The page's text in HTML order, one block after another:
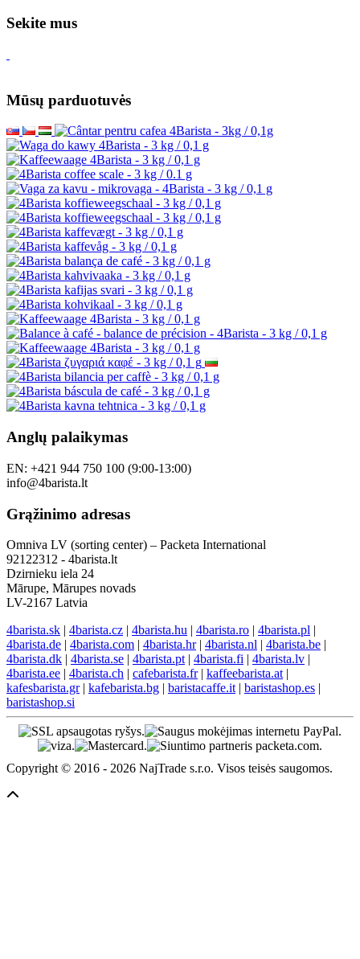
Sekite mus
Mūsų parduotuvės
Anglų palaikymas
EN: +421 944 750 100 (9:00-13:00)
info@4barista.lt
Grąžinimo adresas
Omniva LV (sorting center) – Packeta International
92122312 - 4barista.lt
Dzirnieku iela 24
Mārupe, Mārupes novads
LV-2167 Latvia
4barista.sk | 4barista.cz | 4barista.hu | 4barista.ro | 4barista.pl |
4barista.de | 4barista.com | 4barista.hr| 4barista.nl | 4barista.be |
4barista.dk | 4barista.se | 4barista.pt | 4barista.fi | 4barista.lv |
4barista.ee | 4barista.ch | cafebarista.fr| kaffeebarista.at |
kafesbarista.gr| kafebarista.bg | baristacaffe.it | baristashop.es |
baristashop.si
Copyright © 2016 - 2026 NajTrade s.r.o. Visos teisės saugomos.